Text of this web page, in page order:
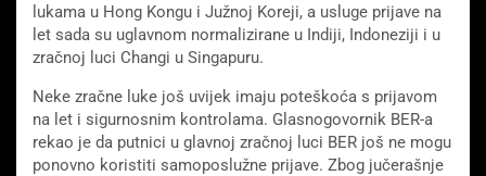
lukama u Hong Kongu i Južnoj Koreji, a usluge prijave na
let sada su uglavnom normalizirane u Indiji, Indoneziji i u
zračnoj luci Changi u Singapuru.
Neke zračne luke još uvijek imaju poteškoća s prijavom
na let i sigurnosnim kontrolama. Glasnogovornik BER-a
rekao je da putnici u glavnoj zračnoj luci BER još ne mogu
ponovno koristiti samoposlužne prijave. Zbog jučerašnje